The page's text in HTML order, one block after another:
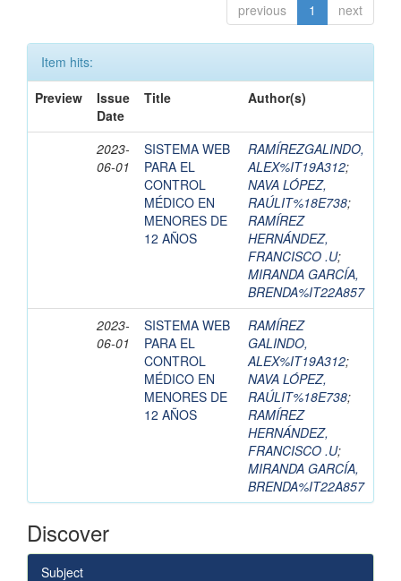
previous 1 next
Item hits:
Preview
Issue
Date
Title Author(s)
2023-
06-01
SISTEMA WEB
PARA EL
CONTROL
MÉDICO EN
MENORES DE
12 AÑOS
RAMÍREZGALINDO,
ALEX%IT19A312;
NAVA LÓPEZ,
RAÚLIT%18E738;
RAMÍREZ
HERNÁNDEZ,
FRANCISCO .U;
MIRANDA GARCÍA,
BRENDA%IT22A857
2023-
06-01
SISTEMA WEB
PARA EL
CONTROL
MÉDICO EN
MENORES DE
12 AÑOS
RAMÍREZ
GALINDO,
ALEX%IT19A312;
NAVA LÓPEZ,
RAÚLIT%18E738;
RAMÍREZ
HERNÁNDEZ,
FRANCISCO .U;
MIRANDA GARCÍA,
BRENDA%IT22A857
Discover
Subject